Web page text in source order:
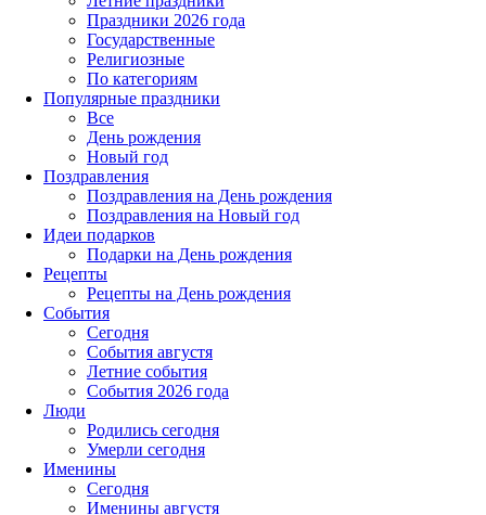
Праздники 2026 года
Государственные
Религиозные
По категориям
Популярные праздники
Все
День рождения
Новый год
Поздравления
Поздравления на День рождения
Поздравления на Новый год
Идеи подарков
Подарки на День рождения
Рецепты
Рецепты на День рождения
События
Cегодня
События августя
Летние события
События 2026 года
Люди
Родились сегодня
Умерли сегодня
Именины
Cегодня
Именины августя